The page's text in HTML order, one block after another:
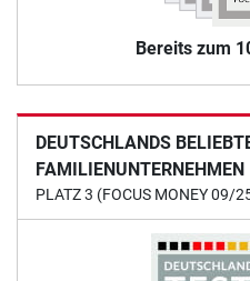
Bereits zum
DEUTSCHLANDS
FAMILIENUNTERNEHMEN
PLATZ 3 (FOCUS MONEY 09/